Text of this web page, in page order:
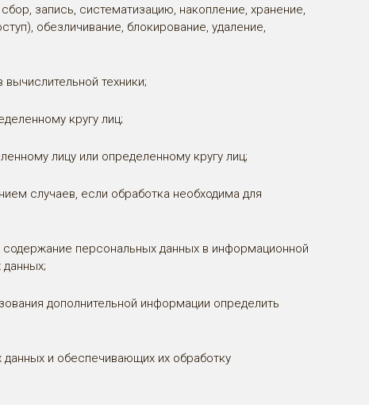
запись, систематизацию, накопление, хранение,
обезличивание, блокирование, удаление,
техники;
кругу лиц;
лицу или определенному кругу лиц;
случаев, если обработка необходима для
персональных данных в информационной
дополнительной информации определить
и обеспечивающих их обработку